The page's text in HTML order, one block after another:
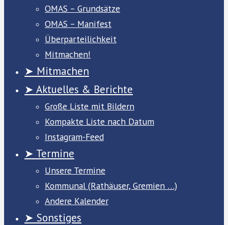
OMAS – Grundsätze
OMAS – Manifest
Überparteilichkeit
Mitmachen!
➤ Mitmachen
➤ Aktuelles & Berichte
Große Liste mit Bildern
Kompakte Liste nach Datum
Instagram-Feed
➤ Termine
Unsere Termine
Kommunal (Rathäuser, Gremien …)
Andere Kalender
➤ Sonstiges